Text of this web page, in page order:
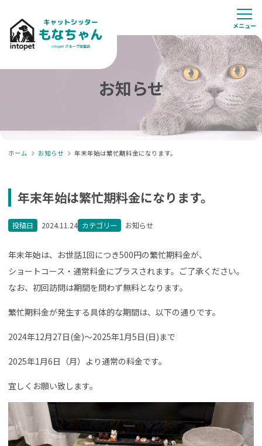
お知らせ
ホーム お知らせ 年末年始は繁忙期料金になります。
年末年始は繁忙期料金になります。
投稿日 2024.11.24 カテゴリー お知らせ
年末年始は、お世話1回につき500円の繁忙期料金が、
ショートコース・通常料金にプラスされます。ご了承ください。
なお、初回訪問は期間を問わず無料となります。
繁忙期料金が発生する具体的な期間は、以下の通りです。
2024年12月27日(金)～2025年1月5日(日)まで
2025年1月6日（月）より通常の料金です。
宜しくお願い致します。